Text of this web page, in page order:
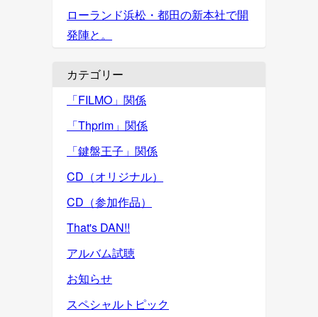
ローランド浜松・都田の新本社で開
発陣と。
カテゴリー
「FILMO」関係
「Thprim」関係
「鍵盤王子」関係
CD（オリジナル）
CD（参加作品）
That's DAN!!
アルバム試聴
お知らせ
スペシャルトピック